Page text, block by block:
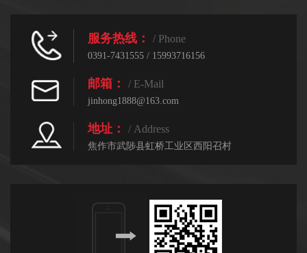
服务热线： / Phone
0391-7431555 / 15993716156
邮箱： / E-Mail
jinhong1888@163.com
地址： / Address
焦作市武陟县虹桥工业区西阳召村